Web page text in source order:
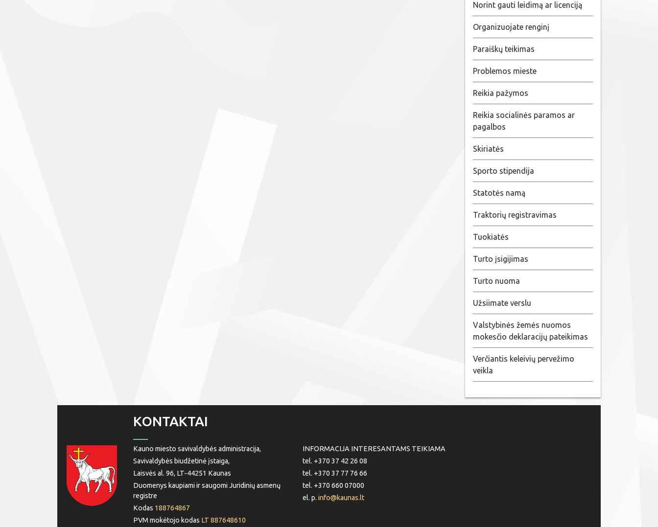
Norint gauti leidimą ar licenciją
Organizuojate renginį
Paraiškų teikimas
Problemos mieste
Reikia pažymos
Reikia socialinės paramos ar
pagalbos
Skiriatės
Sporto stipendija
Statotės namą
Traktorių registravimas
Tuokiatės
Turto įsigijimas
Turto nuoma
Užsiimate verslu
Valstybinės žemės nuomos
mokesčio deklaracijų pateikimas
Verčiantis keleivių pervežimo
veikla
KONTAKTAI
Kauno miesto savivaldybės administracija,
Savivaldybės biudžetinė įstaiga,
Laisvės al. 96, LT-44251 Kaunas
Duomenys kaupiami ir saugomi Juridinių asmenų
registre
Kodas 188764867
PVM mokėtojo kodas LT 887648610
INFORMACIJA INTERESANTAMS TEIKIAMA
tel. +370 37 42 26 08
tel. +370 37 77 76 66
tel. +370 660 07000
el. p. info@kaunas.lt